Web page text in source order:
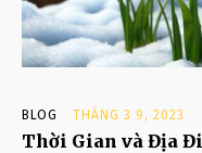
BLOG THÁNG 3 9, 2023
Thời Gian và Địa